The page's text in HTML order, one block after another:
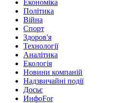
Економіка
Політика
Війна
Спорт
Здоров'я
Технології
Аналітика
Екологія
Новини компаній
Надзвичайні події
Досьє
ИнфоFor